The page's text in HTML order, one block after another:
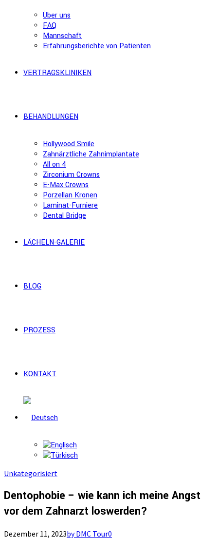
Über uns
FAQ
Mannschaft
Erfahrungsberichte von Patienten
VERTRAGSKLINIKEN
BEHANDLUNGEN
Hollywood Smile
Zahnärztliche Zahnimplantate
All on 4
Zirconium Crowns
E-Max Crowns
Porzellan Kronen
Laminat-Furniere
Dental Bridge
LÄCHELN-GALERIE
BLOG
PROZESS
KONTAKT
Unkategorisiert
Dentophobie – wie kann ich meine Angst
vor dem Zahnarzt loswerden?
Dezember 11, 2023by DMC Tour0